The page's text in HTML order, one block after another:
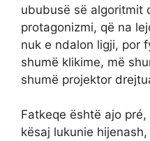
ububusë së algoritmit
protagonizmi, që na
nuk e ndalon ligji, por
shumë klikime, më
shumë projektor
Fatkeqe është ajo
kësaj lukunie